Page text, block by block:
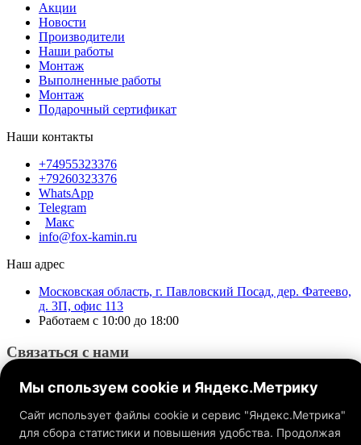
Акции
Новости
Производители
Наши работы
Монтаж
Выполненные работы
Монтаж
Подарочный сертификат
Наши контакты
+74955323376
+79260323376
WhatsApp
Telegram
Макс
info@fox-kamin.ru
Наш адрес
Московская область, г. Павловский Посад, дер. Фатеево,
д. 3П, офис 113
Работаем с 10:00 до 18:00
Связаться с нами
Мы спользуем cookie и Яндекс.Метрику
Сайт использует файлы cookie и сервис "Яндекс.Метрика"
для сбора статистики и повышения удобства. Продолжая